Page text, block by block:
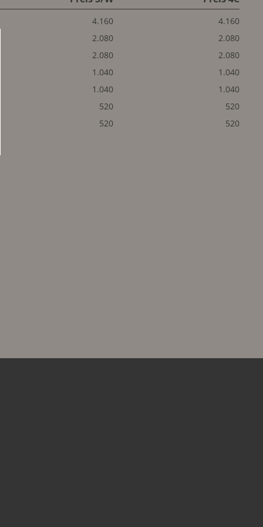
4.160
4.160
2.080
2.080
2.080
2.080
1.040
1.040
1.040
1.040
520
520
520 520